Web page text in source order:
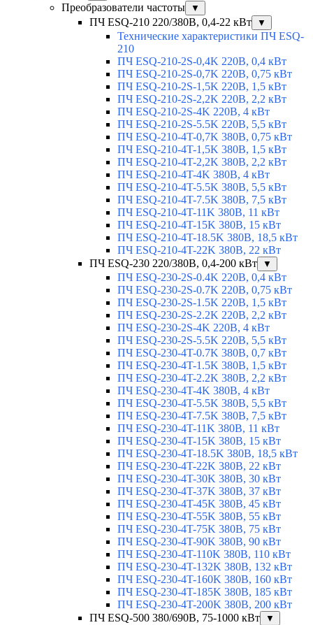
Преобразователи частоты ▼
ПЧ ESQ-210 220/380В, 0,4-22 кВт ▼
Технические характеристики ПЧ ESQ-
210
ПЧ ESQ-210-2S-0,4K 220В, 0,4 кВт
ПЧ ESQ-210-2S-0,7K 220В, 0,75 кВт
ПЧ ESQ-210-2S-1,5K 220В, 1,5 кВт
ПЧ ESQ-210-2S-2,2K 220В, 2,2 кВт
ПЧ ESQ-210-2S-4K 220В, 4 кВт
ПЧ ESQ-210-2S-5.5K 220В, 5,5 кВт
ПЧ ESQ-210-4T-0,7K 380В, 0,75 кВт
ПЧ ESQ-210-4T-1,5K 380В, 1,5 кВт
ПЧ ESQ-210-4T-2,2K 380В, 2,2 кВт
ПЧ ESQ-210-4T-4K 380В, 4 кВт
ПЧ ESQ-210-4T-5.5K 380В, 5,5 кВт
ПЧ ESQ-210-4T-7.5K 380В, 7,5 кВт
ПЧ ESQ-210-4T-11K 380В, 11 кВт
ПЧ ESQ-210-4T-15K 380В, 15 кВт
ПЧ ESQ-210-4T-18.5K 380В, 18,5 кВт
ПЧ ESQ-210-4T-22K 380В, 22 кВт
ПЧ ESQ-230 220/380В, 0,4-200 кВт
▼
ПЧ ESQ-230-2S-0.4K 220В, 0,4 кВт
ПЧ ESQ-230-2S-0.7K 220В, 0,75 кВт
ПЧ ESQ-230-2S-1.5K 220В, 1,5 кВт
ПЧ ESQ-230-2S-2.2K 220В, 2,2 кВт
ПЧ ESQ-230-2S-4K 220В, 4 кВт
ПЧ ESQ-230-2S-5.5K 220В, 5,5 кВт
ПЧ ESQ-230-4T-0.7K 380В, 0,7 кВт
ПЧ ESQ-230-4T-1.5K 380В, 1,5 кВт
ПЧ ESQ-230-4T-2.2K 380В, 2,2 кВт
ПЧ ESQ-230-4T-4K 380В, 4 кВт
ПЧ ESQ-230-4T-5.5K 380В, 5,5 кВт
ПЧ ESQ-230-4T-7.5K 380В, 7,5 кВт
ПЧ ESQ-230-4T-11K 380В, 11 кВт
ПЧ ESQ-230-4T-15K 380В, 15 кВт
ПЧ ESQ-230-4T-18.5K 380В, 18,5 кВт
ПЧ ESQ-230-4T-22K 380В, 22 кВт
ПЧ ESQ-230-4T-30K 380В, 30 кВт
ПЧ ESQ-230-4T-37K 380В, 37 кВт
ПЧ ESQ-230-4T-45K 380В, 45 кВт
ПЧ ESQ-230-4T-55K 380В, 55 кВт
ПЧ ESQ-230-4T-75K 380В, 75 кВт
ПЧ ESQ-230-4T-90K 380В, 90 кВт
ПЧ ESQ-230-4T-110K 380В, 110 кВт
ПЧ ESQ-230-4T-132K 380В, 132 кВт
ПЧ ESQ-230-4T-160K 380В, 160 кВт
ПЧ ESQ-230-4T-185K 380В, 185 кВт
ПЧ ESQ-230-4T-200K 380В, 200 кВт
ПЧ ESQ-500 380/690В, 75-1000 кВт
▼